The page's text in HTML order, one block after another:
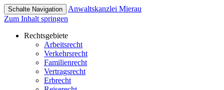
Schalte Navigation Anwaltskanzlei Mierau
Zum Inhalt springen
Rechtsgebiete
Arbeitsrecht
Verkehrsrecht
Familienrecht
Vertragsrecht
Erbrecht